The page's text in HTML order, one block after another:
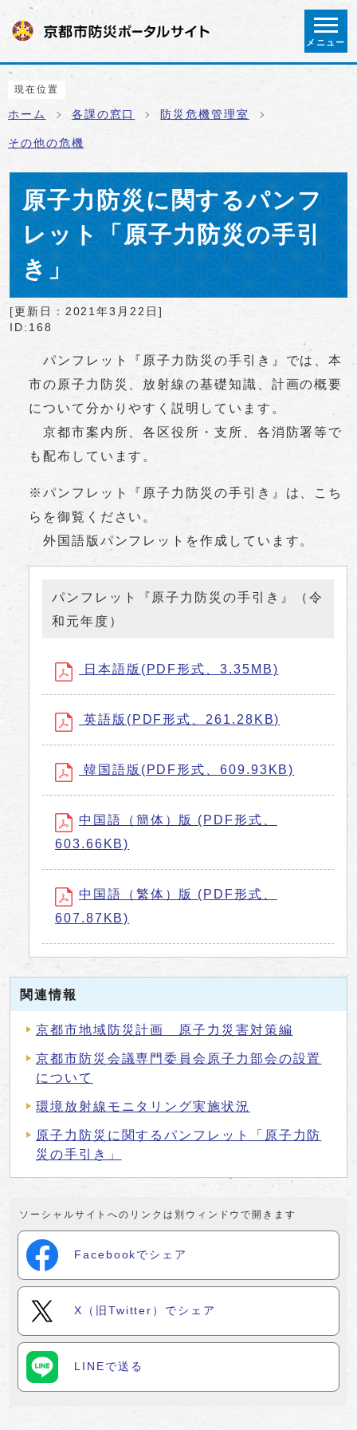
ページの先頭です
メニュー
ここから本文です
現在位置
ホーム 各課の窓口 防災危機管理室
その他の危機
原子力防災に関するパンフ
レット「原子力防災の手引
き」
[更新日： 2021年3月22日 ]
ID:168
パンフレット『原子力防災の手引き』では、本
市の原子力防災、放射線の基礎知識、計画の概要
について分かりやすく説明しています。
京都市案内所、各区役所・支所、各消防署等で
も配布しています。
※パンフレット『原子力防災の手引き』は、こち
らを御覧ください。
外国語版パンフレットを作成しています。
パンフレット『原子力防災の手引き』（令
和元年度）
日本語版(PDF形式、3.35MB)
英語版(PDF形式、261.28KB)
韓国語版(PDF形式、609.93KB)
中国語（簡体）版 (PDF形式、
603.66KB)
中国語（繁体）版 (PDF形式、
607.87KB)
関連情報
京都市地域防災計画 原子力災害対策編
京都市防災会議専門委員会原子力部会の設置
について
環境放射線モニタリング実施状況
原子力防災に関するパンフレット「原子力防
災の手引き」
ソーシャルサイトへのリンクは別ウィンドウで開きます
Facebookでシェア
X（旧Twitter）でシェア
LINEで送る